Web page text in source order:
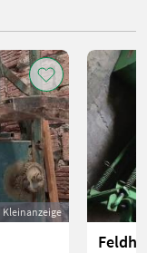
Kleinanzeige